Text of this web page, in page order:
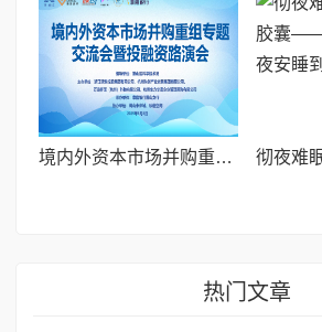
境内外资本市场并购重组专题交流会暨投融资路演会 深度解析驱动企业资本战略升级
热门文章